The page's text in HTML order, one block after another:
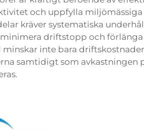
och uppfylla miljömässiga
kräver systematiska
driftstopp och
inte bara
samtidigt som avkastningen